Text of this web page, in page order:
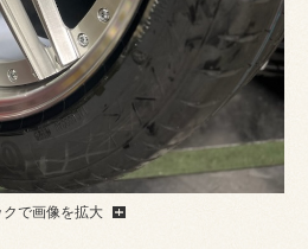
クで画像を拡大